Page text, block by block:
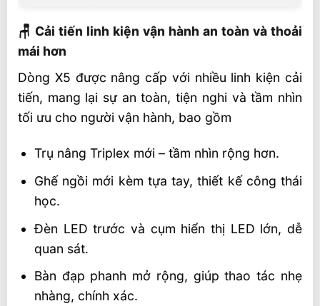
🪑 Cải tiến linh kiện vận hành an toàn và thoải
mái hơn
Dòng X5 được nâng cấp với nhiều linh kiện cải
tiến, mang lại sự an toàn, tiện nghi và tầm nhìn
tối ưu cho người vận hành, bao gồm
Trụ nâng Triplex mới – tầm nhìn rộng hơn.
Ghế ngồi mới kèm tựa tay, thiết kế công thái
học.
Đèn LED trước và cụm hiển thị LED lớn, dễ
quan sát.
Bàn đạp phanh mở rộng, giúp thao tác nhẹ
nhàng, chính xác.